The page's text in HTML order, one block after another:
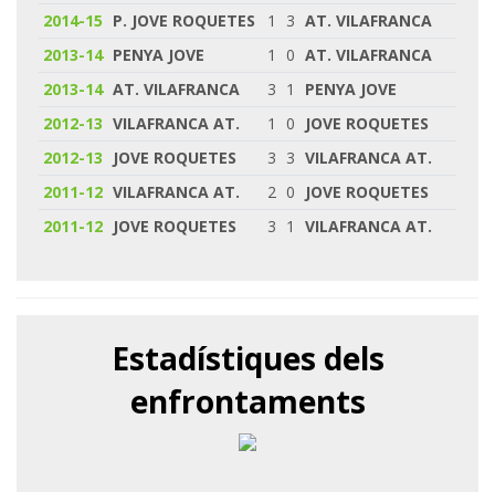
2014-15 P. JOVE ROQUETES 1 3 AT. VILAFRANCA
2013-14 PENYA JOVE 1 0 AT. VILAFRANCA
2013-14 AT. VILAFRANCA 3 1
PENYA JOVE
2012-13 VILAFRANCA AT. 1 0
JOVE ROQUETES
2012-13
JOVE ROQUETES 3 3 VILAFRANCA AT.
2011-12 VILAFRANCA AT. 2 0
JOVE ROQUETES
2011-12 JOVE ROQUETES 3 1 VILAFRANCA AT.
Estadístiques dels
enfrontaments